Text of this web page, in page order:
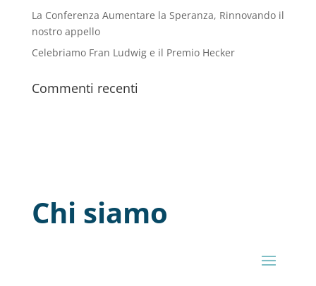
La Conferenza Aumentare la Speranza, Rinnovando il
nostro appello
Celebriamo Fran Ludwig e il Premio Hecker
Commenti recenti
Chi siamo